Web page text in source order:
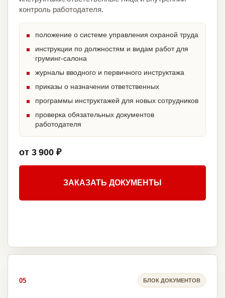
контроль работодателя.
положение о системе управления охраной труда
инструкции по должностям и видам работ для
груминг-салона
журналы вводного и первичного инструктажа
приказы о назначении ответственных
программы инструктажей для новых сотрудников
проверка обязательных документов
работодателя
от 3 900 ₽
ЗАКАЗАТЬ ДОКУМЕНТЫ
05 БЛОК ДОКУМЕНТОВ